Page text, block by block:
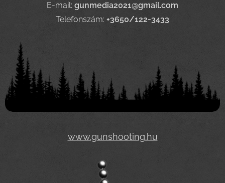
E-mail: gunmedia2021@gmail.com
Telefonszám: +3650/122-3433
www.gunshooting.hu